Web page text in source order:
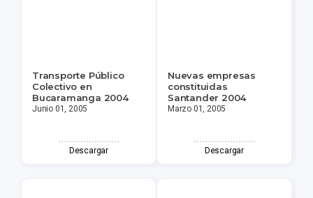
Transporte Público
Colectivo en
Bucaramanga 2004
Junio 01, 2005
Descargar
Nuevas empresas
constituidas
Santander 2004
Marzo 01, 2005
Descargar